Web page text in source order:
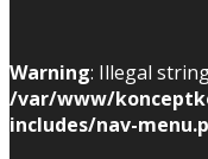
Warning: Illegal
/var/www/
includes/nav-